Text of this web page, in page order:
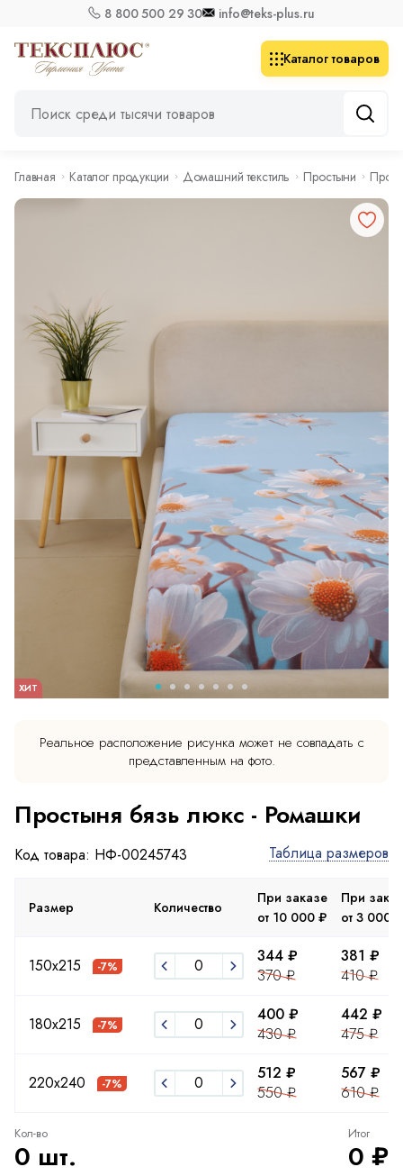
8 800 500 29 30 info@teks-plus.ru
Каталог товаров
Главная Каталог продукции Домашний текстиль Простыни
ХИТ
Реальное расположение рисунка может не совпадать с
представленным на фото.
Простыня бязь люкс - Ромашки
Код товара: НФ-00245743 Таблица размеров
Размер Количество
При заказе
от 10 000 ₽
При
от 3 000 ₽
150х215 -7%
344 ₽
370 ₽
381 ₽
410 ₽
180х215 -7%
400 ₽
430 ₽
442 ₽
475 ₽
220x240 -7%
512 ₽
550 ₽
567 ₽
610 ₽
Кол-во
0 шт.
Итог
0 ₽